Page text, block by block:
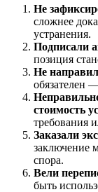
Не
сложнее
устранения.
Подписали
позиция
Не
обязателен
стоимость
требования
Заказали
заключение
спора.
Вели
быть